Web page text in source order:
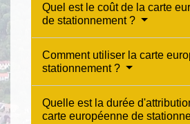
Quel est le coût de la carte
de stationnement ?
Comment utiliser la carte
stationnement ?
Quelle est la durée
carte européenne de